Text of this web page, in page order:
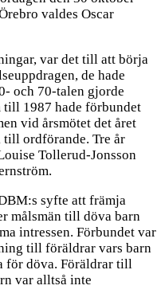
valdes Oscar
var det till att börja
de hade
och 70-talen gjorde
till 1987 hade förbundet
vid årsmötet det året
ordförande. Tre år
Tollerud-Jonsson
syfte att främja
målsmän till döva barn
intressen. Förbundet var
till föräldrar vars barn
för döva. Föräldrar till
var alltså inte